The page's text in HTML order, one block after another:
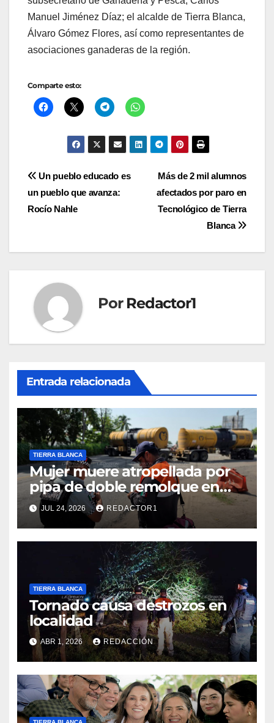
Manuel Jiménez Díaz; el alcalde de Tierra Blanca,
Álvaro Gómez Flores, así como representantes de
asociaciones ganaderas de la región.
Comparte esto:
Navegación
de
Más de 2 mil alumnos
afectados por paro en
Tecnológico de Tierra
Blanca
Un pueblo educado es
un pueblo que avanza:
Rocío Nahle
Por Redactor1
Entrada relacionada
TIERRA BLANCA
Mujer muere atropellada por
pipa de doble remolque en
carretera federal de Tierra
Blanca
JUL 24, 2026 REDACTOR1
TIERRA BLANCA
Tornado causa destrozos en
localidad
ABR 1, 2026 REDACCIÓN